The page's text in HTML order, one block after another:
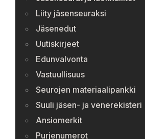
Liity jäsenseuraksi
Jäsenedut
Uutiskirjeet
Edunvalvonta
Vastuullisuus
Seurojen materiaalipankki
Suuli jäsen- ja venerekisteri
Ansiomerkit
Purjenumerot